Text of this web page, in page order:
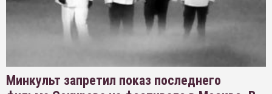
Минкульт запретил показ последнего